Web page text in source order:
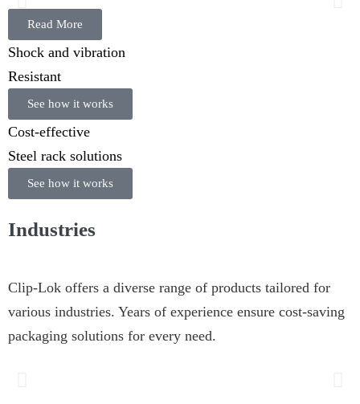
Read More
Shock and vibration
Resistant
See how it works
Cost-effective
Steel rack solutions
See how it works
Industries
Clip-Lok offers a diverse range of products tailored for
various industries. Years of experience ensure cost-saving
packaging solutions for every need.